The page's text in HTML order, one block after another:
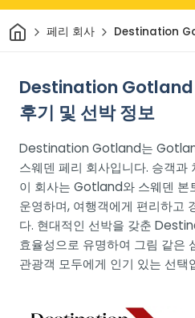
집 페리 회사 Destination
Destination Gotland
후기 및 선박 정보
Destination Gotland는
스웨덴 페리 회사입니다. 승객과
이 회사는 Gotland와 스웨덴 본
운영하며, 여행객에게 편리하고
다. 현대적인 선박을 갖춘
효율성으로 유명하여 그림 같은
관광객 모두에게 인기 있는 선택